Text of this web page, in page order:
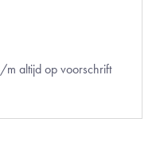
altijd op voorschrift